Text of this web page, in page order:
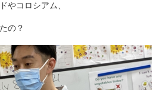
やコロシアム、
の？